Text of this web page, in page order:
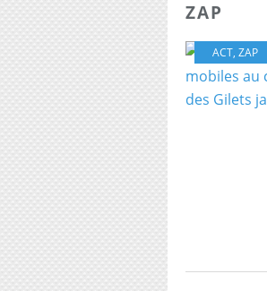
ZAP
ACT, ZAP